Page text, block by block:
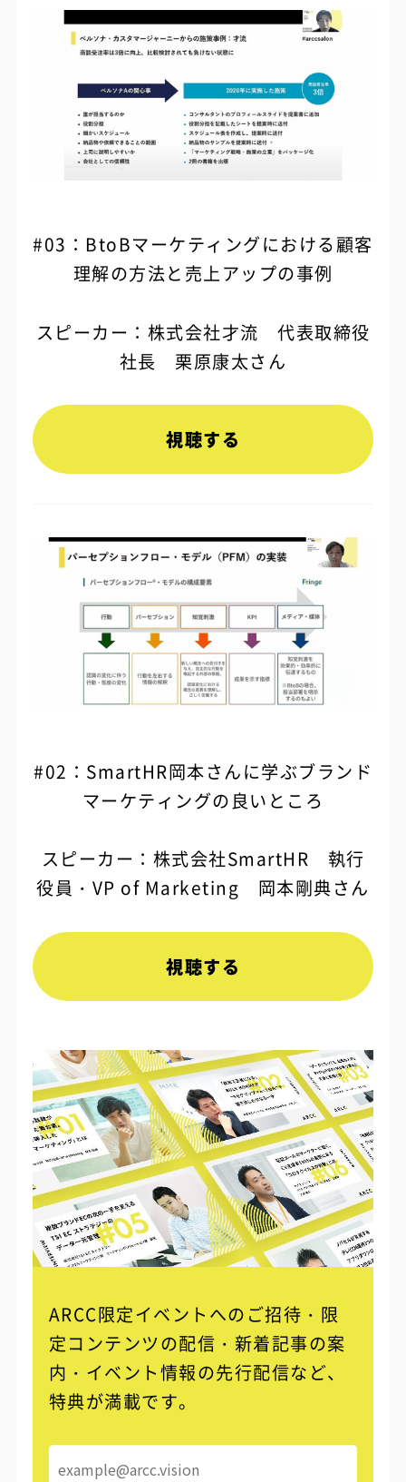
#03：BtoBマーケティングにおける顧客
理解の方法と売上アップの事例
スピーカー：株式会社才流 代表取締役
社長 栗原康太さん
視聴する
#02：SmartHR岡本さんに学ぶブランド
マーケティングの良いところ
スピーカー：株式会社SmartHR 執行
役員・VP of Marketing 岡本剛典さん
視聴する
ARCC限定イベントへのご招待・限
定コンテンツの配信・ 新着記事の案
内・イベント情報の先行配信など、
特典が満載です。